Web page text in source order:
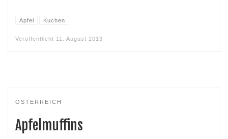
Apfel Kuchen
Veröffentlicht 11. August 2013
ÖSTERREICH
Apfelmuffins